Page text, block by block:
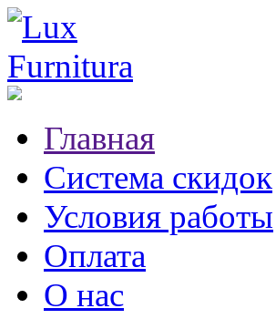
Главная
Система скидок
Условия работы
Оплата
О нас